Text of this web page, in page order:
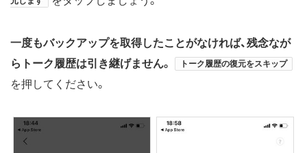
一度もバックアップを取得したことがなければ、残念なが
らトーク履歴は引き継げません。
トーク履歴の復元をスキップ
を押してください。